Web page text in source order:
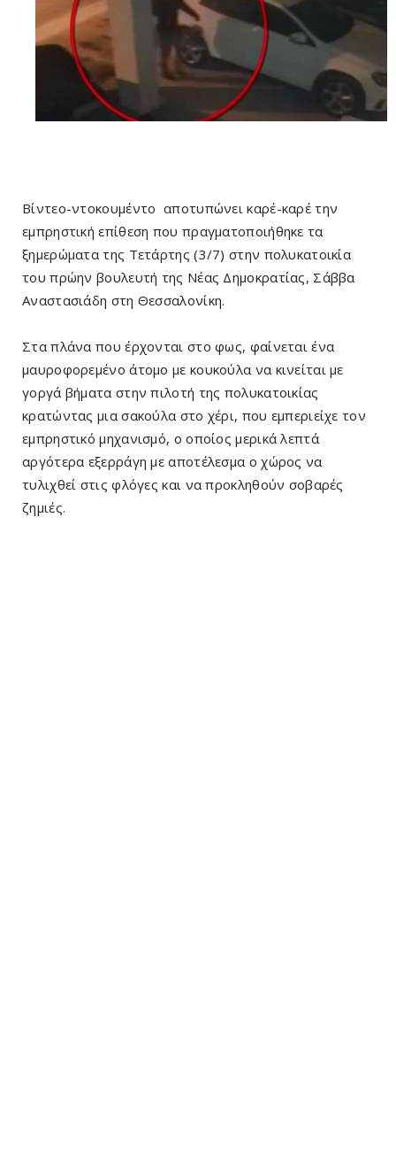
Βίντεο-ντοκουμέντο αποτυπώνει καρέ-καρέ την
εμπρηστική επίθεση που πραγματοποιήθηκε τα
ξημερώματα της Τετάρτης (3/7) στην πολυκατοικία
του πρώην βουλευτή της Νέας Δημοκρατίας, Σάββα
Αναστασιάδη στη Θεσσαλονίκη.
Στα πλάνα που έρχονται στο φως, φαίνεται ένα
μαυροφορεμένο άτομο με κουκούλα να κινείται με
γοργά βήματα στην πιλοτή της πολυκατοικίας
κρατώντας μια σακούλα στο χέρι, που εμπεριείχε τον
εμπρηστικό μηχανισμό, ο οποίος μερικά λεπτά
αργότερα εξερράγη με αποτέλεσμα ο χώρος να
τυλιχθεί στις φλόγες και να προκληθούν σοβαρές
ζημιές.